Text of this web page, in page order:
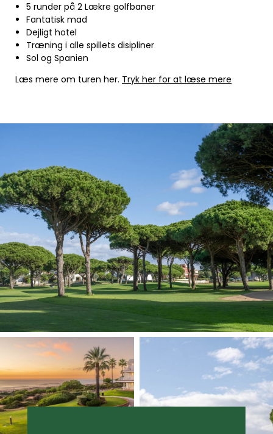
5 runder på 2 Lækre golfbaner
Fantatisk mad
Dejligt hotel
Træning i alle spillets disipliner
Sol og Spanien
Læs mere om turen her. Tryk her for at læse mere